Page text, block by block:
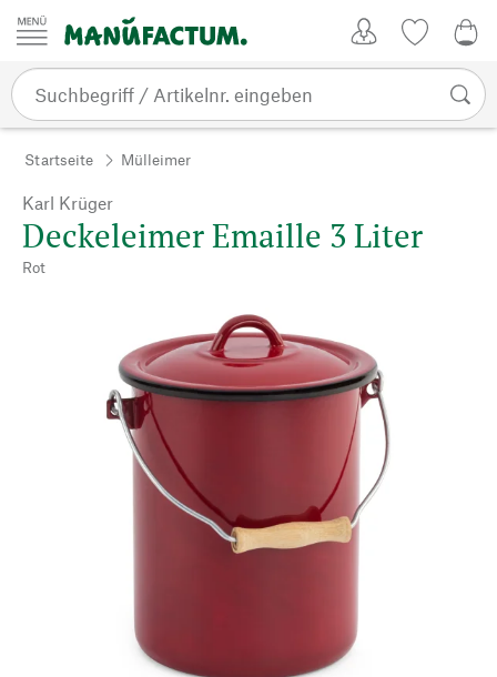
Zum Inhalt springen
Startseite Mülleimer
Karl Krüger
Deckeleimer Emaille 3 Liter
Rot